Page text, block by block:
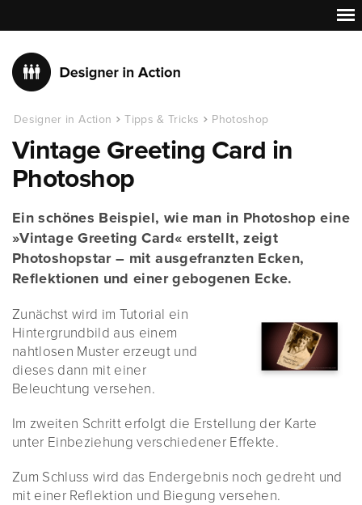
Designer in Action Tipps & Tricks Photoshop
Vintage Greeting Card in
Photoshop
Ein schönes Beispiel, wie man in Photoshop eine
»Vintage Greeting Card« erstellt, zeigt
Photoshopstar – mit ausgefranzten Ecken,
Reflektionen und einer gebogenen Ecke.
Zunächst wird im Tutorial ein
Hintergrundbild aus einem
nahtlosen Muster erzeugt und
dieses dann mit einer
Beleuchtung versehen.
Im zweiten Schritt erfolgt die Erstellung der Karte
unter Einbeziehung verschiedener Effekte.
Zum Schluss wird das Endergebnis noch gedreht und
mit einer Reflektion und Biegung versehen.